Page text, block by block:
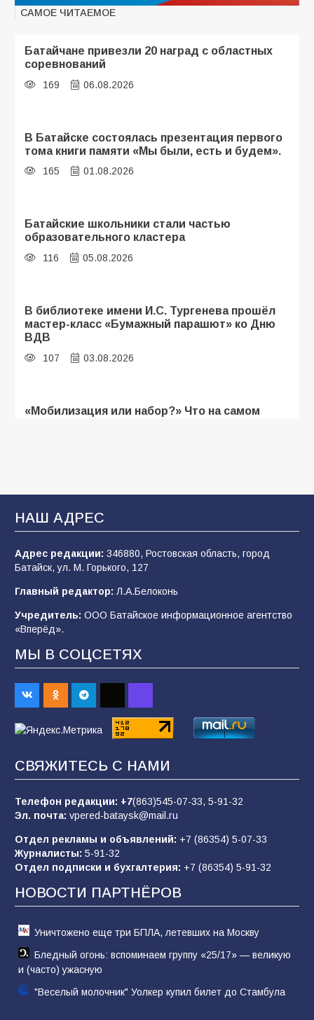
САМОЕ ЧИТАЕМОЕ
Батайчане привезли 20 наград с областных
соревнований
169 06.08.2026
В Батайске состоялась презентация первого
тома книги памяти «Мы были, есть и будем».
165 01.08.2026
Батайские школьники стали частью
образовательного кластера
116 05.08.2026
В библиотеке имени И.С. Тургенева прошёл
мастер-класс «Бумажный парашют» ко Дню
ВДВ
107 03.08.2026
«Мобилизация или набор?» Что на самом
В Батайске продолжаются дорожные работы
104 04.08.2026
Будет ли мобилизация в России в 2026 году
после выборов: в Госдуме дали ответ
103 06.08.2026
В детском саду № 35 дети освоили
строительные профессии в ходе
спортивного праздника
07.08.2026
«Слухами Москву не возьмёшь»: почему
заявления Киева о мобилизации — это
отчаяние, а не разведка
83 02.08.2026
Командовал боем до последнего: герой
60 05.08.2026
НАШ АДРЕС
Адрес редакции: 346880, Ростовская область, город
Батайск, ул. М. Горького, 127
Главный редактор: Л.А.Белоконь
Учредитель: ООО Батайское информационное агентство
«Вперёд».
МЫ В СОЦСЕТЯХ
СВЯЖИТЕСЬ С НАМИ
Телефон редакции: +7(863)545-07-33, 5-91-32
Эл. почта: vpered-bataysk@mail.ru
Отдел рекламы и объявлений: +7 (86354) 5-07-33
Журналисты: 5-91-32
Отдел подписки и бухгалтерия: +7 (86354) 5-91-32
НОВОСТИ ПАРТНЁРОВ
Уничтожено еще три БПЛА, летевших на Москву
Бледный огонь: вспоминаем группу «25/17» — великую
и (часто) ужасную
"Веселый молочник" Уолкер купил билет до Стамбула